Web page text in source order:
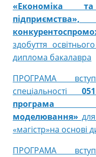
«Економіка
здобуття
диплома бакалавра
ПРОГРАМА
спеціальності
програма
моделювання»
«магістр»на основі
ПРОГРАМА